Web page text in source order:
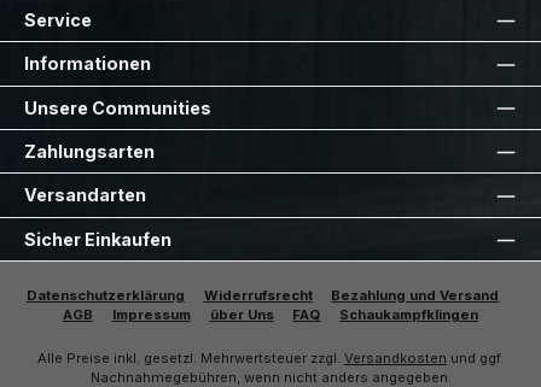
Service
Informationen
Unsere Communities
Zahlungsarten
Versandarten
Sicher Einkaufen
Datenschutzerklärung Widerrufsrecht
Bezahlung und Versand
AGB
Impressum über Uns FAQ Schaukampfklingen
Alle Preise inkl. gesetzl. Mehrwertsteuer zzgl. Versandkosten und ggf.
Nachnahmegebühren, wenn nicht anders angegeben.